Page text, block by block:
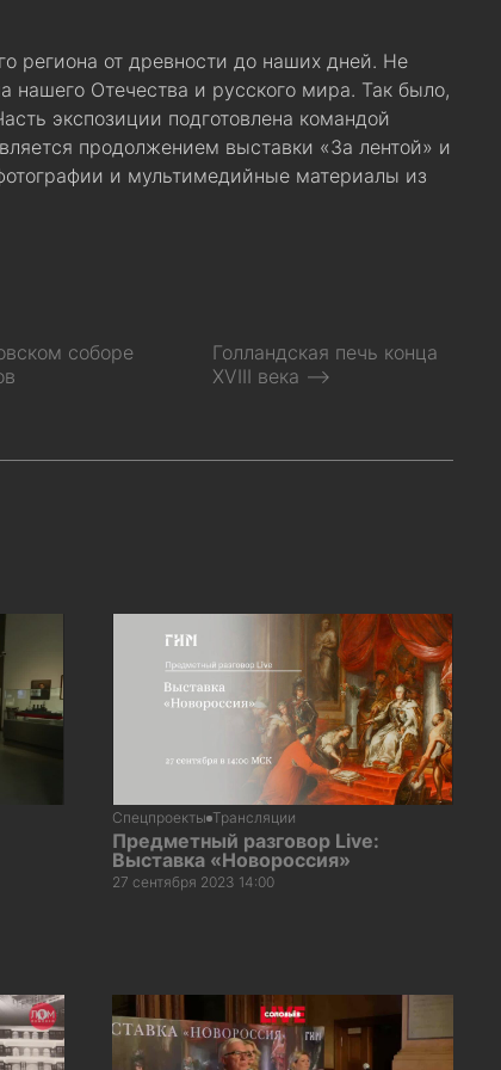
региона от древности до наших дней. Не
нашего Отечества и русского мира. Так было,
экспозиции подготовлена командой
продолжением выставки «За лентой» и
и мультимедийные материалы из
соборе
Голландская печь конца
XVIII века ⟶
Спецпроекты Трансляции
Предметный разговор Live:
Выставка «Новороссия»
27 сентября 2023 14:00